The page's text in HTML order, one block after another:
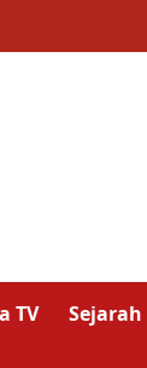
TV